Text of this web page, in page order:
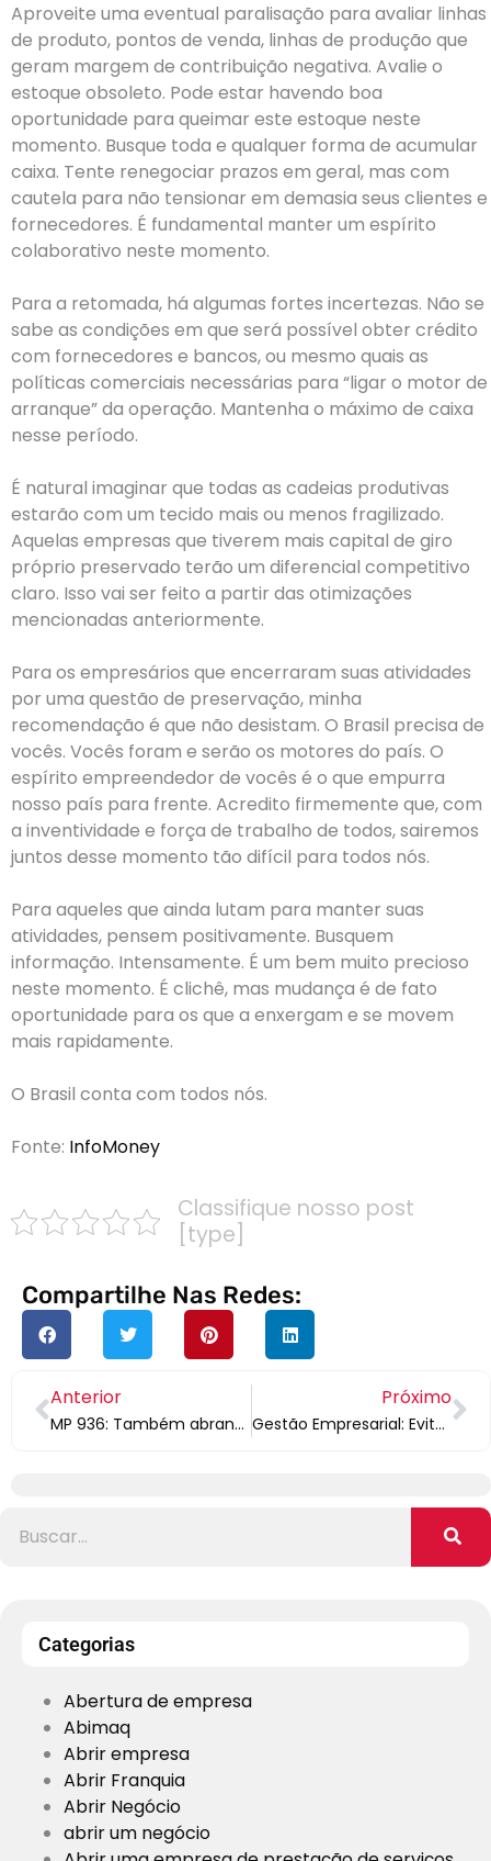
Aproveite uma eventual paralisação para avaliar linhas
de produto, pontos de venda, linhas de produção que
geram margem de contribuição negativa. Avalie o
estoque obsoleto. Pode estar havendo boa
oportunidade para queimar este estoque neste
momento. Busque toda e qualquer forma de acumular
caixa. Tente renegociar prazos em geral, mas com
cautela para não tensionar em demasia seus clientes e
fornecedores. É fundamental manter um espírito
colaborativo neste momento.
Para a retomada, há algumas fortes incertezas. Não se
sabe as condições em que será possível obter crédito
com fornecedores e bancos, ou mesmo quais as
políticas comerciais necessárias para “ligar o motor de
arranque” da operação. Mantenha o máximo de caixa
nesse período.
É natural imaginar que todas as cadeias produtivas
estarão com um tecido mais ou menos fragilizado.
Aquelas empresas que tiverem mais capital de giro
próprio preservado terão um diferencial competitivo
claro. Isso vai ser feito a partir das otimizações
mencionadas anteriormente.
Para os empresários que encerraram suas atividades
por uma questão de preservação, minha
recomendação é que não desistam. O Brasil precisa de
vocês. Vocês foram e serão os motores do país. O
espírito empreendedor de vocês é o que empurra
nosso país para frente. Acredito firmemente que, com
a inventividade e força de trabalho de todos, sairemos
juntos desse momento tão difícil para todos nós.
Para aqueles que ainda lutam para manter suas
atividades, pensem positivamente. Busquem
informação. Intensamente. É um bem muito precioso
neste momento. É clichê, mas mudança é de fato
oportunidade para os que a enxergam e se movem
mais rapidamente.
O Brasil conta com todos nós.
Fonte: InfoMoney
Classifique nosso post
[type]
Compartilhe Nas Redes:
Anterior
MP 936: Também abrange os contratos de trabalhos temporários?
Próximo
Gestão Empresarial: Evite Erros No Seu Negócio Durante A Crise!
Categorias
Abertura de empresa
Abimaq
Abrir empresa
Abrir Franquia
Abrir Negócio
abrir um negócio